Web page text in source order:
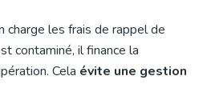
charge les frais de rappel de
contaminé, il finance la
Cela évite une gestion